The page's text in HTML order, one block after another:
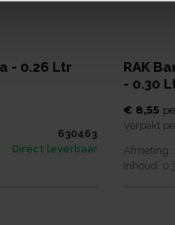
- 0.26 Ltr
630463
Direct leverbaar
RAK
- 0.30
€ 8,55
Verpakt
Afmeting:
Inhoud: